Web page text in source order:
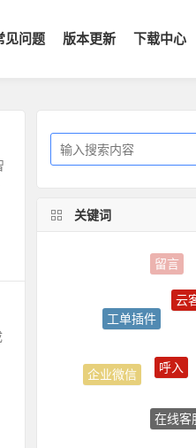
见问题 版本更新 下载中心
关键词
呼叫中心
企业微信
工单插件